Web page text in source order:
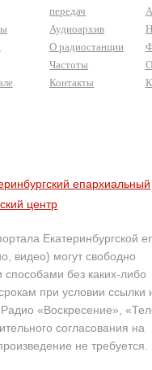
передач
Аудиоархив
О радиостанции
Частоты
Контакты
епархиальный
центр
Екатеринбургской
видео) могут свободно
без каких-либо
при условии ссылки
«Воскресение»,
согласования на
не требуется.